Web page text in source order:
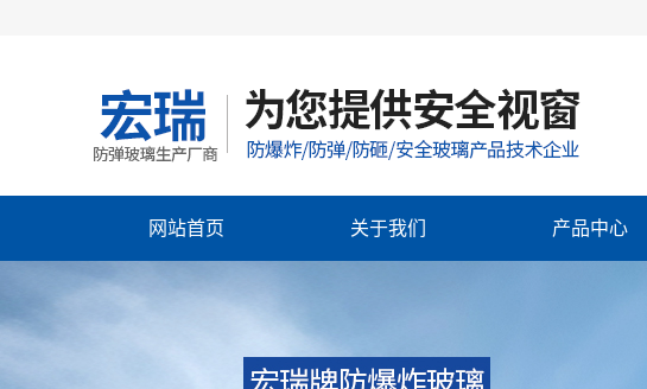
网站首页 关于我们 产品中心